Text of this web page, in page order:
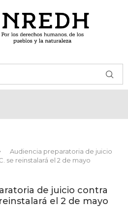
Audiencia preparatoria de juicio
se reinstalará el 2 de mayo
de juicio contra
el 2 de mayo